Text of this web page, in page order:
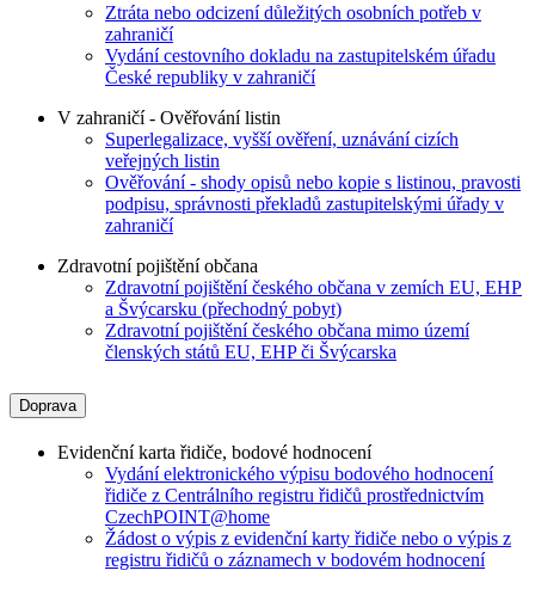
Ztráta nebo odcizení důležitých osobních potřeb v
zahraničí
Vydání cestovního dokladu na zastupitelském úřadu
České republiky v zahraničí
V zahraničí - Ověřování listin
Superlegalizace, vyšší ověření, uznávání cizích
veřejných listin
Ověřování - shody opisů nebo kopie s listinou, pravosti
podpisu, správnosti překladů zastupitelskými úřady v
zahraničí
Zdravotní pojištění občana
Zdravotní pojištění českého občana v zemích EU, EHP
a Švýcarsku (přechodný pobyt)
Zdravotní pojištění českého občana mimo území
členských států EU, EHP či Švýcarska
Doprava
Evidenční karta řidiče, bodové hodnocení
Vydání elektronického výpisu bodového hodnocení
řidiče z Centrálního registru řidičů prostřednictvím
CzechPOINT@home
Žádost o výpis z evidenční karty řidiče nebo o výpis z
registru řidičů o záznamech v bodovém hodnocení